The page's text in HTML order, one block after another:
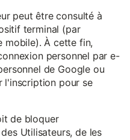
peut être consulté à
terminal (par
mobile). À cette fin,
personnel par e-
de Google ou
l'inscription pour se
de bloquer
Utilisateurs, de les